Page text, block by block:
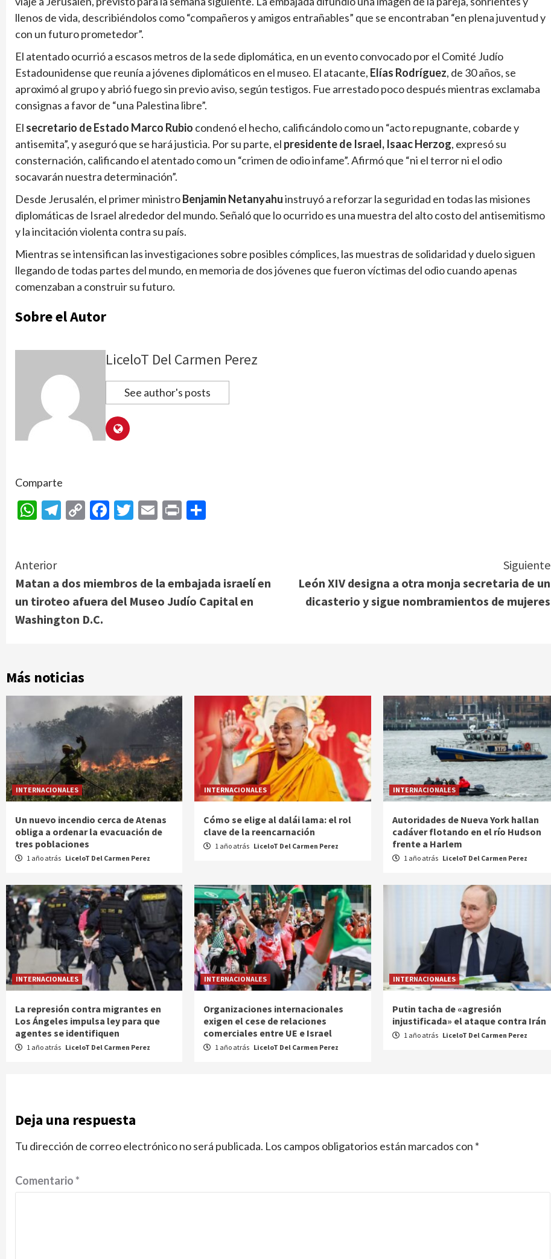
llenos de vida, describiéndolos como “compañeros y amigos entrañables” que se encontraban “en plena juventud y
con un futuro prometedor”.
El atentado ocurrió a escasos metros de la sede diplomática, en un evento convocado por el Comité Judío
Estadounidense que reunía a jóvenes diplomáticos en el museo. El atacante, Elías Rodríguez, de 30 años, se
aproximó al grupo y abrió fuego sin previo aviso, según testigos. Fue arrestado poco después mientras exclamaba
consignas a favor de “una Palestina libre”.
El secretario de Estado Marco Rubio condenó el hecho, calificándolo como un “acto repugnante, cobarde y
antisemita”, y aseguró que se hará justicia. Por su parte, el presidente de Israel, Isaac Herzog, expresó su
consternación, calificando el atentado como un “crimen de odio infame”. Afirmó que “ni el terror ni el odio
socavarán nuestra determinación”.
Desde Jerusalén, el primer ministroBenjamin Netanyahuinstruyó a reforzar la seguridad en todas las misiones
diplomáticas de Israel alrededor del mundo. Señaló que lo ocurrido es una muestra del alto costo del antisemitismo
y la incitación violenta contra su país.
Mientras se intensifican las investigaciones sobre posibles cómplices, las muestras de solidaridad y duelo siguen
llegando de todas partes del mundo, en memoria de dos jóvenes que fueron víctimas del odio cuando apenas
comenzaban a construir su futuro.
Sobre el Autor
LiceloT Del Carmen Perez
See author's posts
Comparte
WhatsApp
Telegram
CopyFacebook
Twitter
Email
Print
Continue
Reading
Anterior
Matan a dos miembros de la embajada israelí en
un tiroteo afuera del Museo Judío Capital en
Washington D.C.
Siguiente
León XIV designa a otra monja secretaria de un
dicasterio y sigue nombramientos de mujeres
Más noticias
INTERNACIONALES
Un nuevo incendio cerca de Atenas
obliga a ordenar la evacuación de
tres poblaciones
1 año atrás LiceloT Del Carmen Perez
INTERNACIONALES
Cómo se elige al dalái lama: el rol
clave de la reencarnación
1 año atrás LiceloT Del Carmen Perez
INTERNACIONALES
Autoridades de Nueva York hallan
cadáver flotando en el río Hudson
frente a Harlem
1 año atrás LiceloT Del Carmen Perez
INTERNACIONALES
La represión contra migrantes en
Los Ángeles impulsa ley para que
agentes se identifiquen
1 año atrás LiceloT Del Carmen Perez
INTERNACIONALES
Organizaciones internacionales
exigen el cese de relaciones
comerciales entre UE e Israel
1 año atrás LiceloT Del Carmen Perez
INTERNACIONALES
Putin tacha de «agresión
injustificada» el ataque contra Irán
1 año atrás LiceloT Del Carmen Perez
Deja una respuesta
Tu dirección de correo electrónico no será publicada. Los campos obligatorios están marcados con *
Comentario*